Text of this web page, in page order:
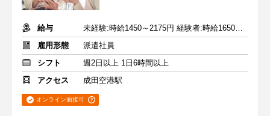
給与
未経験:時給1450～2175円 経験者:時給1650～2475円+交通費全額
雇用形態
派遣社員
シフト
週2日以上 1日6時間以上
アクセス
成田空港駅
オンライン面接可